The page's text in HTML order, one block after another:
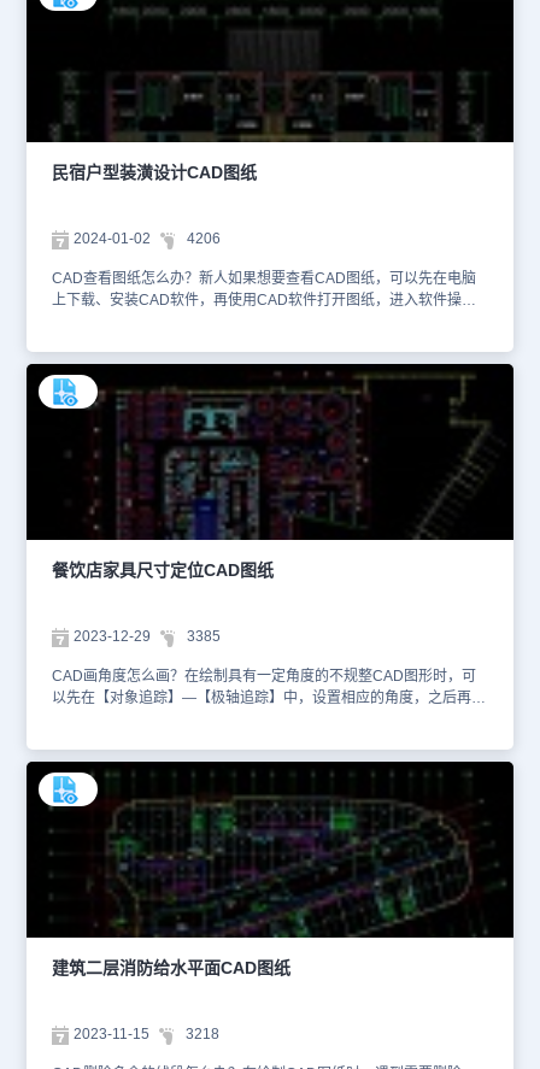
平面设计图纸根据超市平面空间，划分了不同的功能区域，并设置了
品类丰富的货架区域，如玩具区、阅读区、体育用品区、办公用品
消费者在逛超市时，能够快速找到自己所需产品。如家长带孩子逛玩
具区域的时候，不仅可以购买玩具，以及体育用品，还可以购买学习
用品、书籍、办公用品等。想要查看更多的CAD图纸资源，大家可以
在浩辰CAD官网进行查询。本CAD制图素材仅用于互相学习资料，
请勿商用。
民宿户型装潢设计CAD图纸
2024-01-02 4206
CAD查看图纸怎么办？新人如果想要查看CAD图纸，可以先在电脑
上下载、安装CAD软件，再使用CAD软件打开图纸，进入软件操作
纸，建议还是在手机、平板上下载浩辰CAD看图王，这样可以直接轻
量看图。本文件是娱乐餐饮建筑CAD设计图纸资源中、使用CAD软
件绘制的民宿户型装潢设计CAD图纸。该民宿户型装潢设计图纸主要
根据民宿家庭房实际的应用需求，规划设计房间各空间，如卧室、主
卧、家庭客厅、公共卫生室、主卧卫生间等。一般住宿客人都是短暂
居住，没有烹饪需求，所以在设计图纸上没有厨房。此外，CAD设计
方案图纸上，为各房间准备了专门的楼梯通道，方便客人出行下楼，
保证一定的私密性。本文仅截取了部分设计图纸信息，详细的设计方
案内容可以在浩辰CAD官网进行检索查找。大家还可以下载安装浩辰
CAD进行制图练习。本CAD制图素材仅用于互相学习资料，请勿商
用。
餐饮店家具尺寸定位CAD图纸
2023-12-29 3385
CAD画角度怎么画？在绘制具有一定角度的不规整CAD图形时，可
以先在【对象追踪】—【极轴追踪】中，设置相应的角度，之后再使
设计图纸资源中、使用CAD软件绘制的餐饮店家具尺寸定位CAD图
纸。本图纸是餐饮店家具尺寸定位图纸，在原始的建筑平面基础上，
规划了公共就餐区、大圆桌包厢、小圆桌包厢、综合型大厨房、冷冻
区、收银台、厕所等特定区域设计。在CAD图纸上，设计师还用较为
醒目的黄色、蓝色线条绘制了各种门、窗、扶手电梯等出入口设计，
并且标注了相应的尺寸参数。刚刚初学CAD制图的小伙伴们想要查看
更多的CAD图纸资源，可以在浩辰CAD官网进行查询。本CAD制图
素材仅用于互相学习资料，请勿商用.
建筑二层消防给水平面CAD图纸
2023-11-15 3218